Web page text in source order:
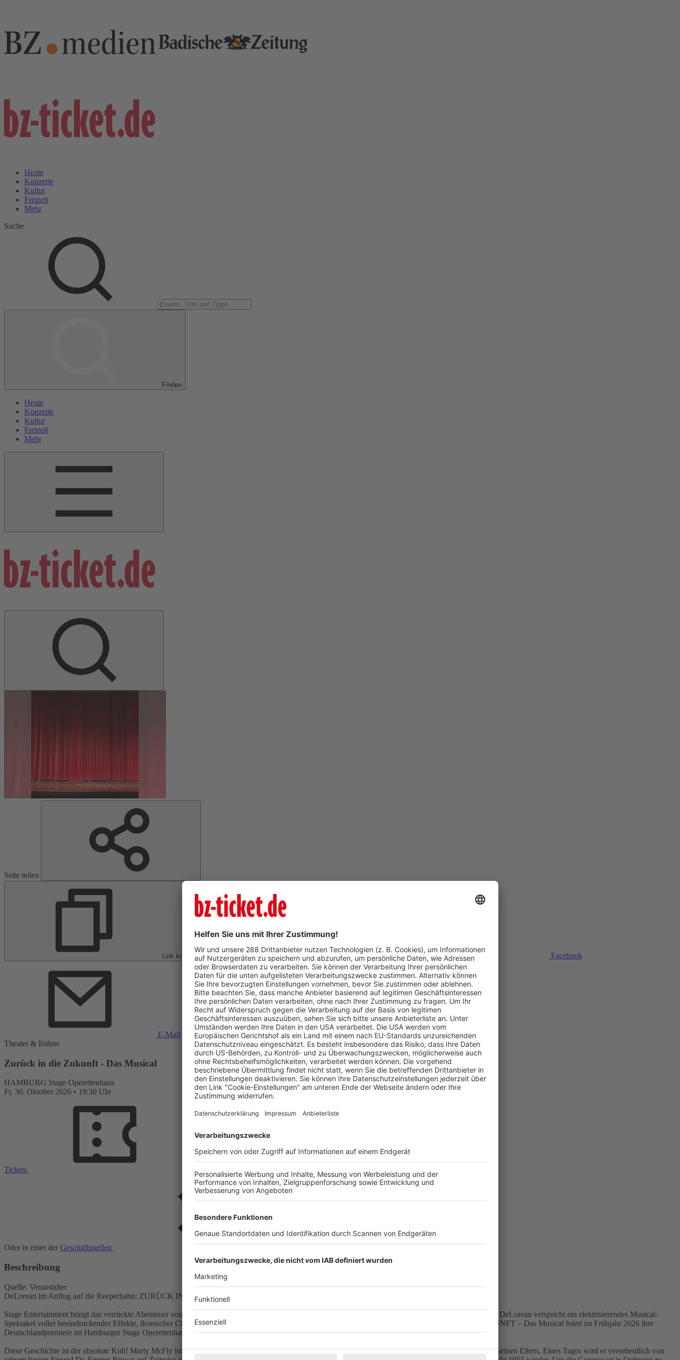
Heute
Konzerte
Kultur
Freizeit
Mehr
Suche
Finden
Heute
Konzerte
Kultur
Freizeit
Mehr
Seite teilen
Link kopieren WhatsApp Facebook
E-Mail
Theater & Bühne
Zurück in die Zukunft - Das Musical
HAMBURG Stage Operettenhaus
Fr, 30. Oktober 2026 • 19:30 Uhr
Tickets
Oder in einer der Geschäftsstellen
Beschreibung
Quelle: Veranstalter
DeLorean im Anflug auf die Reeperbahn: ZURÜCK IN DIE ZUKUNFT – Das Musical ab Frühjahr 2026 in Hamburg
Stage Entertainment bringt das verrückte Abenteuer von Marty McFly und Doc Brown live auf die Bühne. Die legendäre Zeitreise mit dem weltberühmten DeLorean verspricht ein elektrisierendes Musical-
Spektakel voller beeindruckender Effekte, ikonischer Charaktere und jeder Menge Humor. Die preisgekrönte Musical-Sensation ZURÜCK IN DIE ZUKUNFT – Das Musical feiert im Frühjahr 2026 ihre
Deutschlandpremiere im Hamburger Stage Operettenhaus.
Diese Geschichte ist der absolute Kult! Marty McFly ist ein typischer Teenager der 80ger Jahre. Skateboardfahrer, Rock 'n' Roll-Fan und total genervt von seinen Eltern. Eines Tages wird er versehentlich von